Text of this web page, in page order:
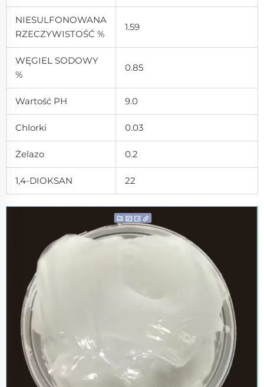
NIESULFONOWANA
RZECZYWISTOŚĆ %
1.59
WĘGIEL SODOWY
%
0.85
Wartość PH 9.0
Chlorki 0.03
Żelazo 0.2
1,4-DIOKSAN 22